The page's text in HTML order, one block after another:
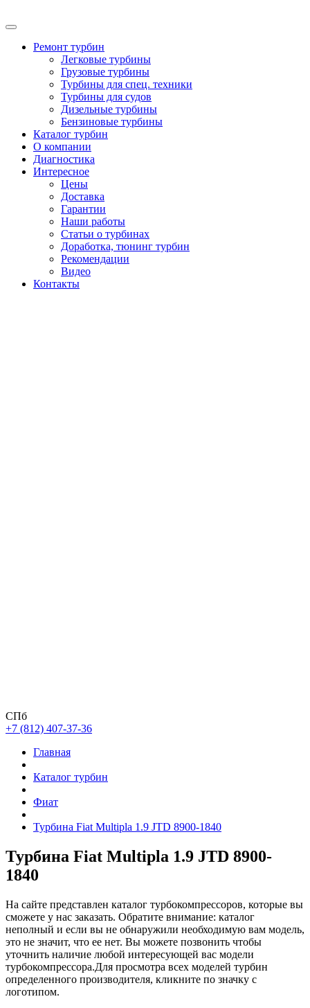
Ремонт турбин
Легковые турбины
Грузовые турбины
Турбины для спец. техники
Турбины для судов
Дизельные турбины
Бензиновые турбины
Каталог турбин
О компании
Диагностика
Интересное
Цены
Доставка
Гарантии
Наши работы
Статьи о турбинах
Доработка, тюнинг турбин
Рекомендации
Видео
Контакты
СПб
+7 (812) 407-37-36
Главная
Каталог турбин
Фиат
Турбина Fiat Multipla 1.9 JTD 8900-1840
Турбина Fiat Multipla 1.9 JTD 8900-
1840
На сайте представлен каталог турбокомпрессоров, которые вы
сможете у нас заказать. Обратите внимание: каталог
неполный и если вы не обнаружили необходимую вам модель,
это не значит, что ее нет. Вы можете позвонить чтобы
уточнить наличие любой интересующей вас модели
турбокомпрессора.Для просмотра всех моделей турбин
определенного производителя, кликните по значку с
логотипом.